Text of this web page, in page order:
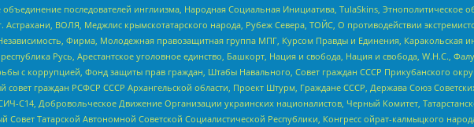
последователей инглиизма, Народная Социальная Инициатива, TulaSkins, Этнополитическое
ВОЛЯ, Меджлис крымскотатарского народа, Рубеж Севера, ТОЙС, О противодействии
Фирма, Молодежная правозащитная группа МПГ, Курсом Правды и Единения, Каракольская
Русь, Арестантское уголовное единство, Башкорт, Нация и свобода, Нация и свобода, W.H.С.,
с коррупцией, Фонд защиты прав граждан, Штабы Навального, Совет граждан СССР Прикубанского
граждан РСФСР СССР Архангельской области, Проект Штурм, Граждане СССР, Держава Союз
С14, Добровольческое Движение Организации украинских националистов, Черный Комитет,
Татарской Автономной Советской Социалистической Республики, Конгресс ойрат-калмыцкого